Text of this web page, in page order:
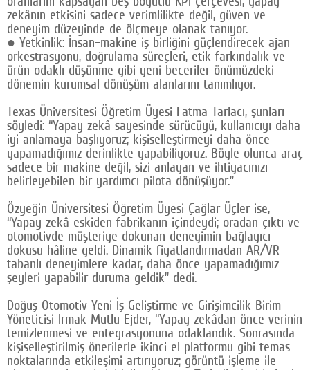
zekânın etkisini sadece verimlilikte değil, güven ve
deneyim düzeyinde de ölçmeye olanak tanıyor.
● Yetkinlik: İnsan–makine iş birliğini güçlendirecek ajan
orkestrasyonu, doğrulama süreçleri, etik farkındalık ve
ürün odaklı düşünme gibi yeni beceriler önümüzdeki
dönemin kurumsal dönüşüm alanlarını tanımlıyor.
Texas Üniversitesi Öğretim Üyesi Fatma Tarlacı, şunları
söyledi: “Yapay zekâ sayesinde sürücüyü, kullanıcıyı daha
iyi anlamaya başlıyoruz; kişiselleştirmeyi daha önce
yapamadığımız derinlikte yapabiliyoruz. Böyle olunca araç
sadece bir makine değil, sizi anlayan ve ihtiyacınızı
belirleyebilen bir yardımcı pilota dönüşüyor.”
Özyeğin Üniversitesi Öğretim Üyesi Çağlar Üçler ise,
“Yapay zekâ eskiden fabrikanın içindeydi; oradan çıktı ve
otomotivde müşteriye dokunan deneyimin bağlayıcı
dokusu hâline geldi. Dinamik fiyatlandırmadan AR/VR
tabanlı deneyimlere kadar, daha önce yapamadığımız
şeyleri yapabilir duruma geldik” dedi.
Doğuş Otomotiv Yeni İş Geliştirme ve Girişimcilik Birim
Yöneticisi Irmak Mutlu Ejder, “Yapay zekâdan önce verinin
temizlenmesi ve entegrasyonuna odaklandık. Sonrasında
kişiselleştirilmiş önerilerle ikinci el platformu gibi temas
noktalarında etkileşimi artırıyoruz; görüntü işleme ile